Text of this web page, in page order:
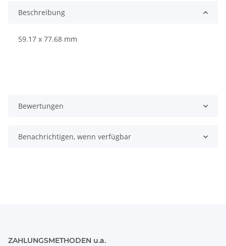
Beschreibung
59.17 x 77.68 mm
Bewertungen
Benachrichtigen, wenn verfügbar
ZAHLUNGSMETHODEN u.a.